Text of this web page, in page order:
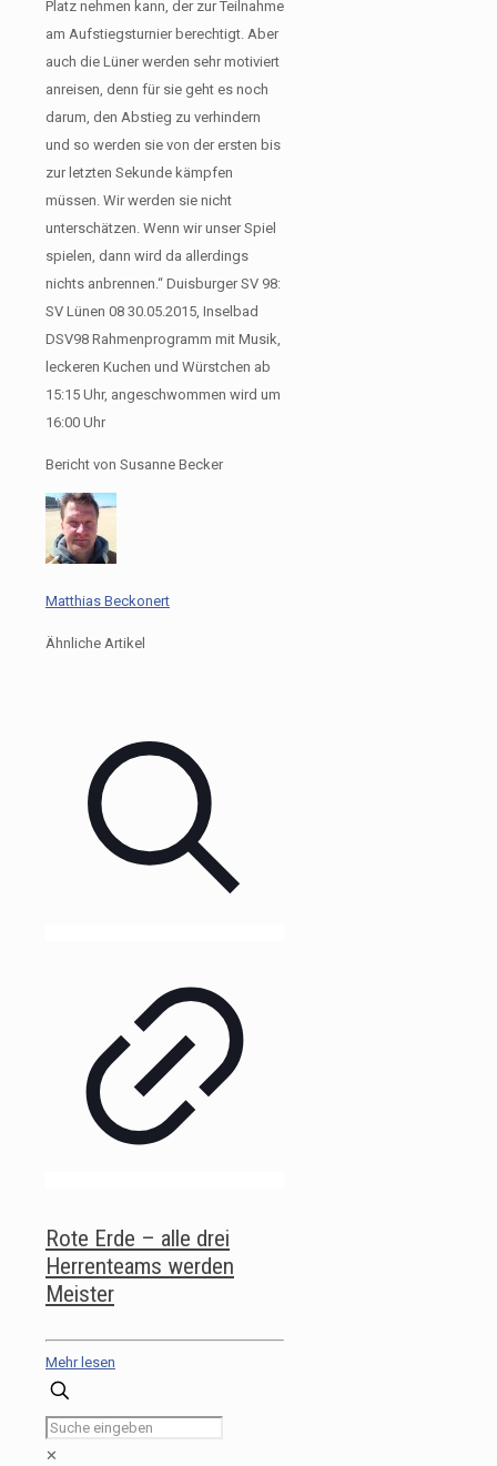
Platz nehmen kann, der zur Teilnahme
am Aufstiegsturnier berechtigt. Aber
auch die Lüner werden sehr motiviert
anreisen, denn für sie geht es noch
darum, den Abstieg zu verhindern
und so werden sie von der ersten bis
zur letzten Sekunde kämpfen
müssen. Wir werden sie nicht
unterschätzen. Wenn wir unser Spiel
spielen, dann wird da allerdings
nichts anbrennen.“ Duisburger SV 98:
SV Lünen 08 30.05.2015, Inselbad
DSV98 Rahmenprogramm mit Musik,
leckeren Kuchen und Würstchen ab
15:15 Uhr, angeschwommen wird um
16:00 Uhr
Bericht von Susanne Becker
Matthias Beckonert
Ähnliche Artikel
Rote Erde – alle drei
Herrenteams werden
Meister
Mehr lesen
✕